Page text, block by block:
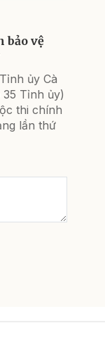
bảo vệ
ủy Cà
Tỉnh ủy)
thi chính
lần thứ